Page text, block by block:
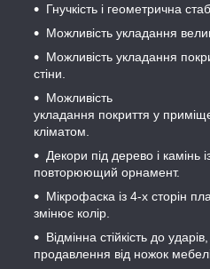
Гнучкість і геометрична
Можливість укладання
Можливість укладання
стіни.
Можливість
укладання покриття у
кліматом.
Декори під дерево і камінь
повторюющий орнамент.
Мікрофаска із 4-x сторін
змінює колір.
Відмінна стійкість до
продавлення від ножок